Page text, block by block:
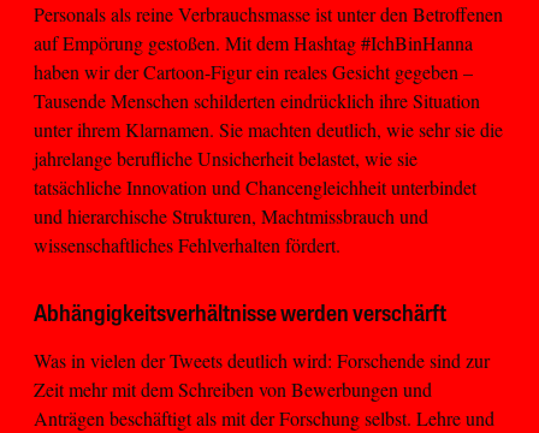
Personals als reine Verbrauchsmasse ist unter den Betroffenen
auf Empörung gestoßen. Mit dem Hashtag #IchBinHanna
haben wir der Cartoon-Figur ein reales Gesicht gegeben –
Tausende Menschen schilderten eindrücklich ihre Situation
unter ihrem Klarnamen. Sie machten deutlich, wie sehr sie die
jahrelange berufliche Unsicherheit belastet, wie sie
tatsächliche Innovation und Chancengleichheit unterbindet
und hierarchische Strukturen, Machtmissbrauch und
wissenschaftliches Fehlverhalten fördert.
Abhängigkeitsverhältnisse werden verschärft
Was in vielen der Tweets deutlich wird: Forschende sind zur
Zeit mehr mit dem Schreiben von Bewerbungen und
Anträgen beschäftigt als mit der Forschung selbst. Lehre und